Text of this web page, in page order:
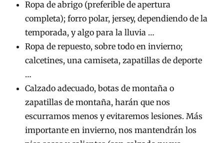
Ropa de abrigo (preferible de apertura
completa); forro polar, jersey, dependiendo de la
temporada, y algo para la lluvia …
Ropa de repuesto, sobre todo en invierno;
calcetines, una camiseta, zapatillas de deporte
…
Calzado adecuado, botas de montaña o
zapatillas de montaña, harán que nos
escurramos menos y evitaremos lesiones. Más
importante en invierno, nos mantendrán los